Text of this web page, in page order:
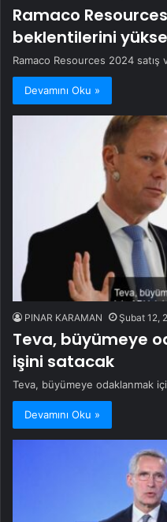
Ramaco
beklentilerini
Ramaco Resources 2024
Devamını Oku »
PINAR KARAMAN Şubat 12,
Teva, büyümeye
işini satacak
Teva, büyümeye odaklanmak
Devamını Oku »